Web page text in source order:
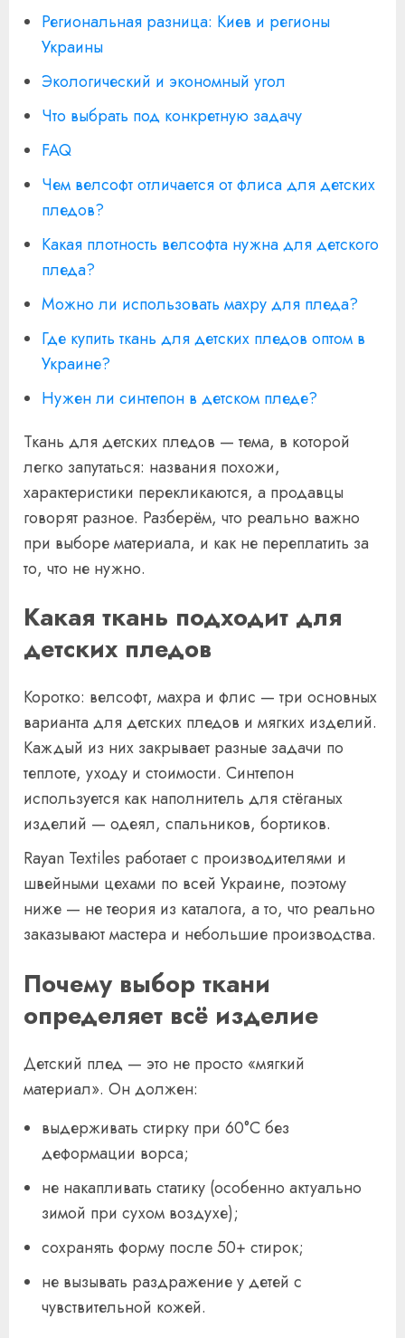
Региональная разница: Киев и регионы
Украины
Экологический и экономный угол
Что выбрать под конкретную задачу
FAQ
Чем велсофт отличается от флиса для детских
пледов?
Какая плотность велсофта нужна для детского
пледа?
Можно ли использовать махру для пледа?
Где купить ткань для детских пледов оптом в
Украине?
Нужен ли синтепон в детском пледе?
Ткань для детских пледов — тема, в которой
легко запутаться: названия похожи,
характеристики перекликаются, а продавцы
говорят разное. Разберём, что реально важно
при выборе материала, и как не переплатить за
то, что не нужно.
Какая ткань подходит для
детских пледов
Коротко: велсофт, махра и флис — три основных
варианта для детских пледов и мягких изделий.
Каждый из них закрывает разные задачи по
теплоте, уходу и стоимости. Синтепон
используется как наполнитель для стёганых
изделий — одеял, спальников, бортиков.
Rayan Textiles работает с производителями и
швейными цехами по всей Украине, поэтому
ниже — не теория из каталога, а то, что реально
заказывают мастера и небольшие производства.
Почему выбор ткани
определяет всё изделие
Детский плед — это не просто «мягкий
материал». Он должен:
выдерживать стирку при 60°C без
деформации ворса;
не накапливать статику (особенно актуально
зимой при сухом воздухе);
сохранять форму после 50+ стирок;
не вызывать раздражение у детей с
чувствительной кожей.